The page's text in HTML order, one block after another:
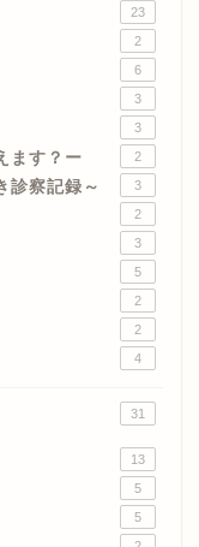
23
2
6
3
3
ます？ー 2
診察記録～ 3
2
3
5
2
2
4
31
13
5
5